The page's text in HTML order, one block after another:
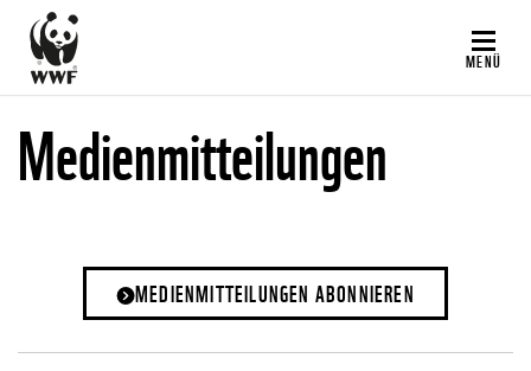
Direkt
zum
Inhalt
MENÜ
Medienmitteilungen
MEDIENMITTEILUNGEN ABONNIEREN